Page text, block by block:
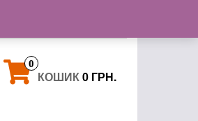
0
КОШИК0 ГРН.